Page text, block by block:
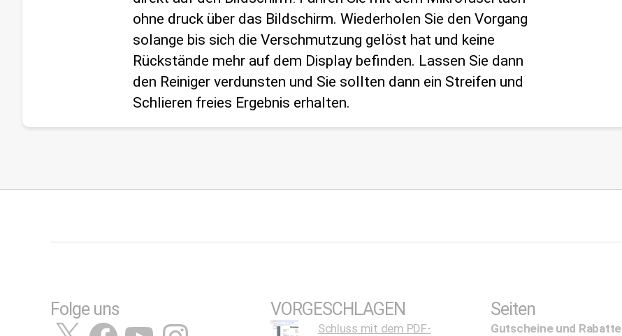
ohne druck über das Bildschirm. Wiederholen Sie den Vorgang
solange bis sich die Verschmutzung gelöst hat und keine
Rückstände mehr auf dem Display befinden. Lassen Sie dann
den Reiniger verdunsten und Sie sollten dann ein Streifen und
Schlieren freies Ergebnis erhalten.
Folge uns
X FacebookYouTubeInstagram
VORGESCHLAGEN
Schluss mit dem PDF-
Seiten
Gutscheine und Rabatte